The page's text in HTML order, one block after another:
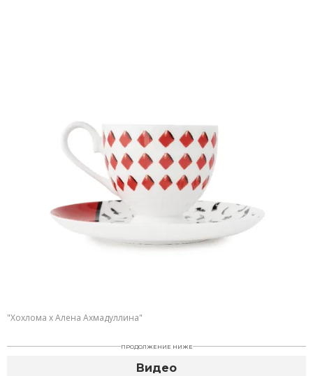
"Хохлома х Алена Ахмадуллина"
ПРОДОЛЖЕНИЕ НИЖЕ
Видео